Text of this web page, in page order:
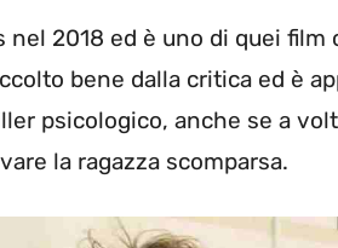
nel 2018 ed è uno di quei film
bene dalla critica ed è
psicologico, anche se a
la ragazza scomparsa.